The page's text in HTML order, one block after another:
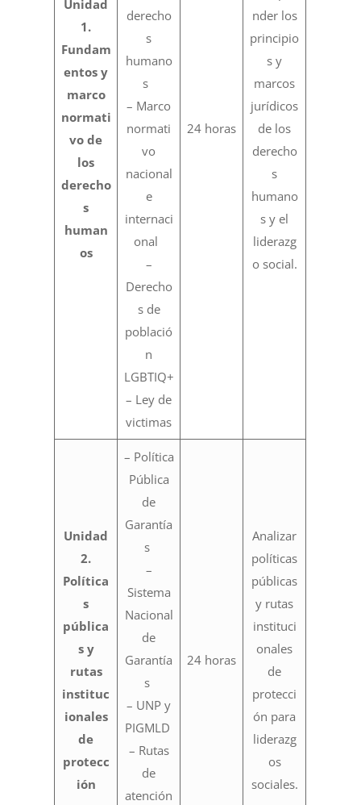
Unidad
1.
Fundam
entos y
marco
normati
vo de
los
derecho
s
human
os
derecho
s
humano
s
– Marco
normati
vo
nacional
e
internaci
onal
–
Derecho
s de
població
n
LGBTIQ+
– Ley de
victimas
24 horas
nder los
principio
s y
marcos
jurídicos
de los
derecho
s
humano
s y el
liderazg
o social.
Unidad
2.
Política
s
pública
s y
rutas
instituc
ionales
de
protecc
ión
– Política
Pública
de
Garantía
s
–
Sistema
Nacional
de
Garantía
s
– UNP y
PIGMLD
– Rutas
de
atención
24 horas
Analizar
políticas
públicas
y rutas
instituci
onales
de
protecci
ón para
liderazg
os
sociales.